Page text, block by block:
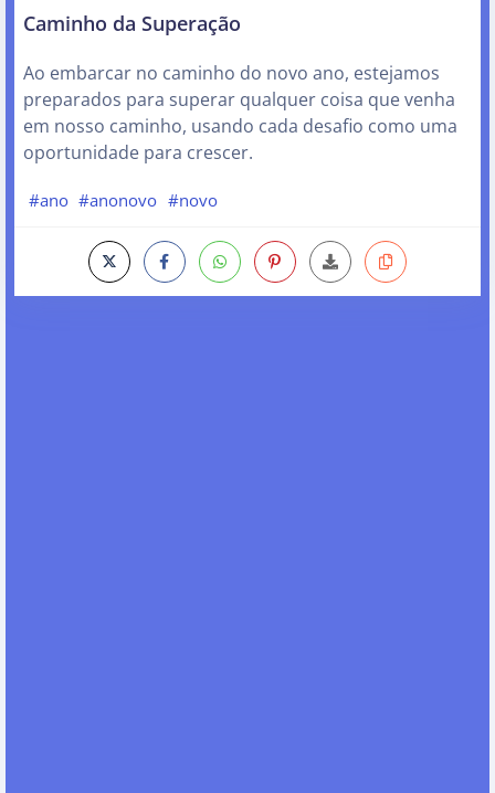
Caminho da Superação
Ao embarcar no caminho do novo ano, estejamos
preparados para superar qualquer coisa que venha
em nosso caminho, usando cada desafio como uma
oportunidade para crescer.
#ano #anonovo #novo